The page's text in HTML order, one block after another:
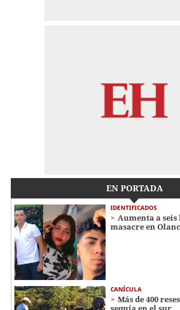
EN PORTADA
IDENTIFICADOS
Aumenta a
masacre en
CANÍCULA
Más de 400